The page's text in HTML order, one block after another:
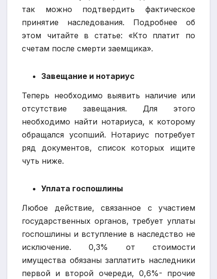
так можно подтвердить фактическое
принятие наследования. Подробнее об
этом читайте в статье: «Кто платит по
счетам после смерти заемщика».
Завещание и нотариус
Теперь необходимо выявить наличие или
отсутствие завещания. Для этого
необходимо найти нотариуса, к которому
обращался усопший. Нотариус потребует
ряд документов, список которых ищите
чуть ниже.
Уплата госпошлины
Любое действие, связанное с участием
государственных органов, требует уплаты
госпошлины и вступление в наследство не
исключение. 0,3% от стоимости
имущества обязаны заплатить наследники
первой и второй очереди, 0,6%- прочие